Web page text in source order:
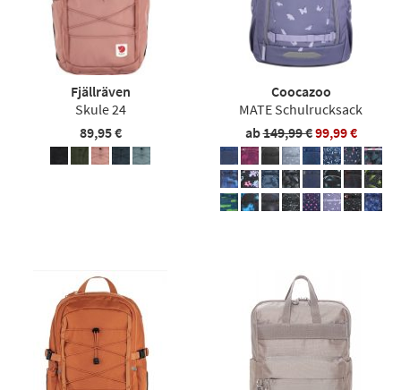
Fjällräven
Skule 24
89,95 €
Coocazoo
MATE Schulrucksack
ab149,99 €99,99 €